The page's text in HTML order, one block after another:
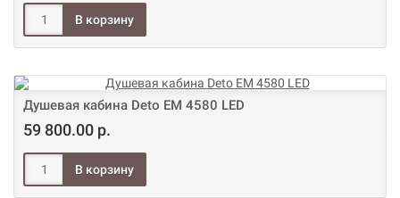
Душевая кабина Deto ЕМ 4580 LED
59 800.00 р.